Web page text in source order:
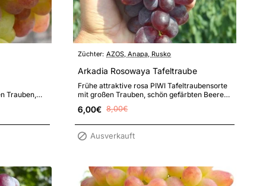
Trauben,
Züchter: AZOS, Anapa, Rusko
Arkadia Rosowaya Tafeltraube
Frühe attraktive rosa PIWI Tafeltraubensorte
mit großen Trauben, schön gefärbten Beeren,
6,00€ 8,00€
Ausverkauft